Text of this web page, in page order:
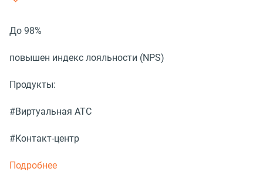
До 98%
повышен индекс лояльности (NPS)
Продукты:
#Виртуальная АТС
#Контакт-центр
Подробнее